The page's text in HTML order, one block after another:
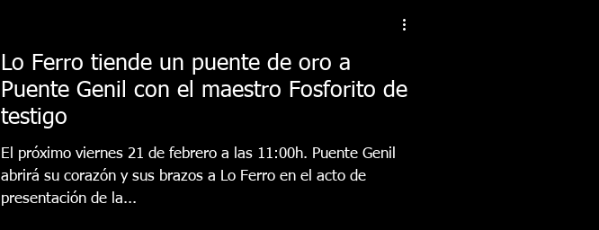
Lo Ferro tiende un puente de oro a
Puente Genil con el maestro Fosforito de
testigo
El próximo viernes 21 de febrero a las 11:00h. Puente Genil
abrirá su corazón y sus brazos a Lo Ferro en el acto de
presentación de la...